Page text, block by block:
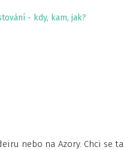
- kdy, kam, jak?
nebo na Azory. Chci se